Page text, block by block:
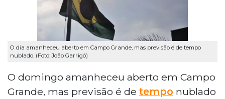
O dia amanheceu aberto em Campo Grande, mas previsão é de tempo
nublado. (Foto: João Garrigó)
O domingo amanheceu aberto em Campo
Grande, mas previsão é de tempo nublado